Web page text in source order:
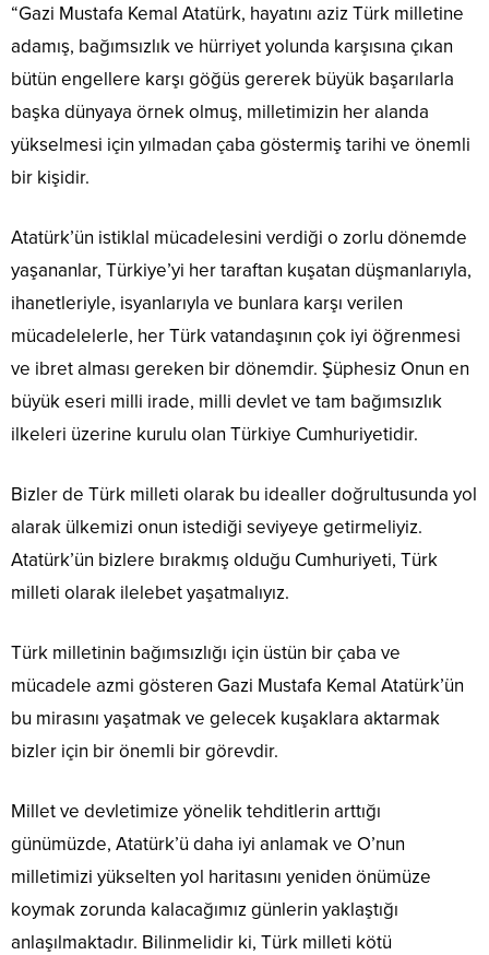
“Gazi Mustafa Kemal Atatürk, hayatını aziz Türk milletine
adamış, bağımsızlık ve hürriyet yolunda karşısına çıkan
bütün engellere karşı göğüs gererek büyük başarılarla
başka dünyaya örnek olmuş, milletimizin her alanda
yükselmesi için yılmadan çaba göstermiş tarihi ve önemli
bir kişidir.
Atatürk’ün istiklal mücadelesini verdiği o zorlu dönemde
yaşananlar, Türkiye’yi her taraftan kuşatan düşmanlarıyla,
ihanetleriyle, isyanlarıyla ve bunlara karşı verilen
mücadelelerle, her Türk vatandaşının çok iyi öğrenmesi
ve ibret alması gereken bir dönemdir. Şüphesiz Onun en
büyük eseri milli irade, milli devlet ve tam bağımsızlık
ilkeleri üzerine kurulu olan Türkiye Cumhuriyetidir.
Bizler de Türk milleti olarak bu idealler doğrultusunda yol
alarak ülkemizi onun istediği seviyeye getirmeliyiz.
Atatürk’ün bizlere bırakmış olduğu Cumhuriyeti, Türk
milleti olarak ilelebet yaşatmalıyız.
Türk milletinin bağımsızlığı için üstün bir çaba ve
mücadele azmi gösteren Gazi Mustafa Kemal Atatürk’ün
bu mirasını yaşatmak ve gelecek kuşaklara aktarmak
bizler için bir önemli bir görevdir.
Millet ve devletimize yönelik tehditlerin arttığı
günümüzde, Atatürk’ü daha iyi anlamak ve O’nun
milletimizi yükselten yol haritasını yeniden önümüze
koymak zorunda kalacağımız günlerin yaklaştığı
anlaşılmaktadır. Bilinmelidir ki, Türk milleti kötü